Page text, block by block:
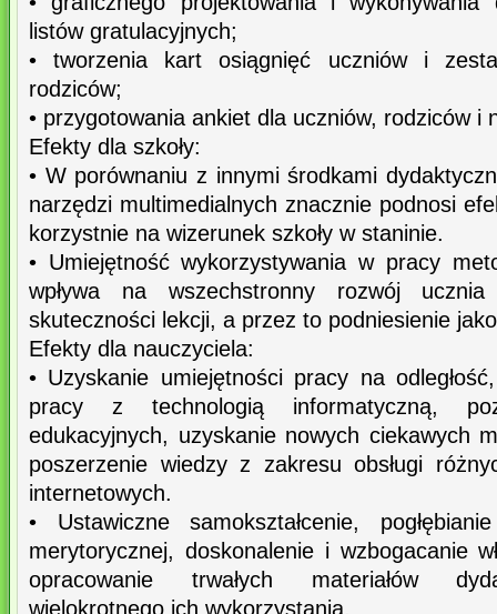
listów gratulacyjnych;
• tworzenia kart osiągnięć uczniów i
rodziców;
• przygotowania ankiet dla uczniów, rodziców i
Efekty dla szkoły:
• W porównaniu z innymi środkami
narzędzi multimedialnych znacznie podnosi
korzystnie na wizerunek szkoły w staninie.
• Umiejętność wykorzystywania w pracy
wpływa na wszechstronny rozwój
skuteczności lekcji, a przez to podniesienie
Efekty dla nauczyciela:
• Uzyskanie umiejętności pracy na
pracy z technologią informatyczną,
edukacyjnych, uzyskanie nowych ciekawych
poszerzenie wiedzy z zakresu obsługi
internetowych.
• Ustawiczne samokształcenie,
merytorycznej, doskonalenie i wzbogacanie
opracowanie trwałych materiałów
wielokrotnego ich wykorzystania.